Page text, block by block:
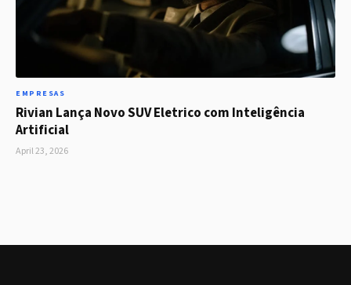
EMPRESAS
Rivian Lança Novo SUV Eletrico com Inteligência
Artificial
April 23, 2026